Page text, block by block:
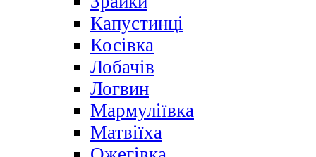
Капустинці
Косівка
Лобачів
Логвин
Мармуліївка
Матвіїха